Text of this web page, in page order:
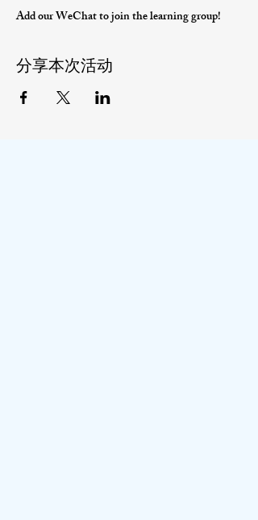
Add our WeChat to join the learning group!
分享本次活动